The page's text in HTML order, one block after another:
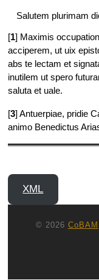
Salutem plurimam
[1] Maximis
acciperem, ut uix
abs te lectam et
inutilem ut spero
saluta et uale.
[3] Antuerpiae, pridie
XML
© 2026 CoBAM